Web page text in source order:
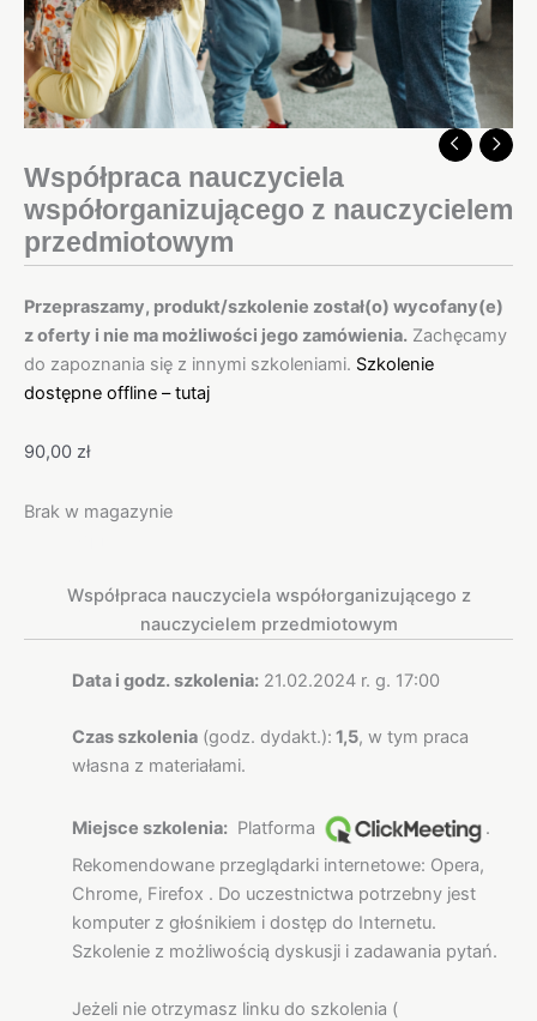
Współpraca nauczyciela
współorganizującego z nauczycielem
przedmiotowym
Przepraszamy, produkt/szkolenie został(o) wycofany(e)
z oferty i nie ma możliwości jego zamówienia. Zachęcamy
do zapoznania się z innymi szkoleniami. Szkolenie
dostępne offline – tutaj
90,00 zł
Brak w magazynie
Współpraca nauczyciela współorganizującego z
nauczycielem przedmiotowym
Data i godz. szkolenia: 21.02.2024 r. g. 17:00
Czas szkolenia (godz. dydakt.): 1,5, w tym praca
własna z materiałami.
Miejsce szkolenia: Platforma
.
Rekomendowane przeglądarki internetowe: Opera,
Chrome, Firefox . Do uczestnictwa potrzebny jest
komputer z głośnikiem i dostęp do Internetu.
Szkolenie z możliwością dyskusji i zadawania pytań.
Jeżeli nie otrzymasz linku do szkolenia (